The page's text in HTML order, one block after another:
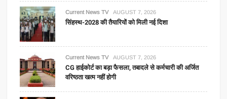
Current News TV AUGUST 7, 2026
सिंहस्थ-2028 की तैयारियों को मिली नई दिशा
Current News TV AUGUST 7, 2026
CG हाईकोर्ट का बड़ा फैसला, तबादले से कर्मचारी की अर्जित
वरिष्ठता खत्म नहीं होगी